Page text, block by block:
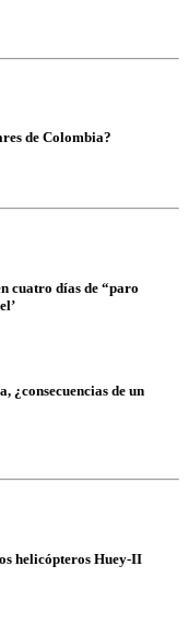
de Colombia?
cuatro días de “paro
¿consecuencias de un
helicópteros Huey-II